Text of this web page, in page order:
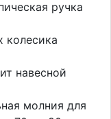
ручка
колесика
навесной
молния для